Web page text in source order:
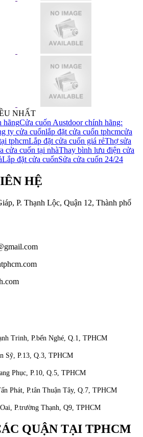
NHẤT
hãngCửa cuốn Austdoor chính hãng:
ty cửa cuốnlắp đặt cửa cuốn tphcmcửa
tphcmLắp đặt cửa cuốn giá rẻThợ sửa
cửa cuốn tại nhàThay bình lưu điện cửa
Lắp đặt cửa cuốnSửa cửa cuốn 24/24
HỆ
P. Thạnh Lộc, Quận 12, Thành phố
Trinh, P.bến Nghé, Q.1, TPHCM
Sỹ, P.13, Q.3, TPHCM
Phục, P.10, Q.5, TPHCM
Phát, P.tân Thuận Tây, Q.7, TPHCM
P.trường Thạnh, Q9, TPHCM
QUẬN TẠI TPHCM